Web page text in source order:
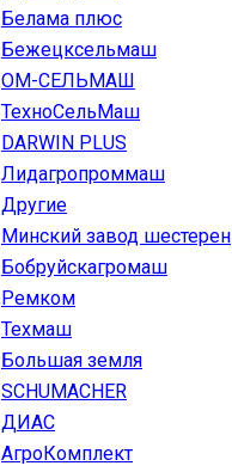
Белама плюс
Бежецксельмаш
ОМ-СЕЛЬМАШ
ТехноСельМаш
DARWIN PLUS
Лидагропроммаш
Другие
Минский завод шестерен
Бобруйскагромаш
Ремком
Техмаш
Большая земля
SCHUMACHER
ДИАС
АгроКомплект